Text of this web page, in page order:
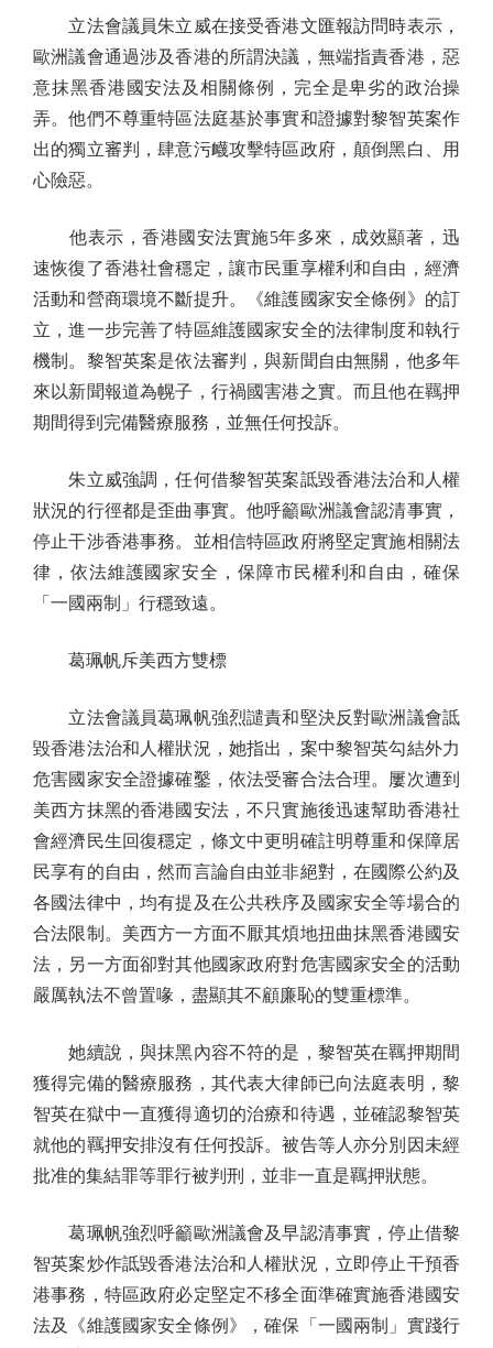
立法會議員朱立威在接受香港文匯報訪問時表示，
歐洲議會通過涉及香港的所謂決議，無端指責香港，惡
意抹黑香港國安法及相關條例，完全是卑劣的政治操
弄。他們不尊重特區法庭基於事實和證據對黎智英案作
出的獨立審判，肆意污衊攻擊特區政府，顛倒黑白、用
心險惡。
他表示，香港國安法實施5年多來，成效顯著，迅
速恢復了香港社會穩定，讓市民重享權利和自由，經濟
活動和營商環境不斷提升。《維護國家安全條例》的訂
立，進一步完善了特區維護國家安全的法律制度和執行
機制。黎智英案是依法審判，與新聞自由無關，他多年
來以新聞報道為幌子，行禍國害港之實。而且他在羈押
期間得到完備醫療服務，並無任何投訴。
朱立威強調，任何借黎智英案詆毀香港法治和人權
狀況的行徑都是歪曲事實。他呼籲歐洲議會認清事實，
停止干涉香港事務。並相信特區政府將堅定實施相關法
律，依法維護國家安全，保障市民權利和自由，確保
「一國兩制」行穩致遠。
葛珮帆斥美西方雙標
立法會議員葛珮帆強烈譴責和堅決反對歐洲議會詆
毀香港法治和人權狀況，她指出，案中黎智英勾結外力
危害國家安全證據確鑿，依法受審合法合理。屢次遭到
美西方抹黑的香港國安法，不只實施後迅速幫助香港社
會經濟民生回復穩定，條文中更明確註明尊重和保障居
民享有的自由，然而言論自由並非絕對，在國際公約及
各國法律中，均有提及在公共秩序及國家安全等場合的
合法限制。美西方一方面不厭其煩地扭曲抹黑香港國安
法，另一方面卻對其他國家政府對危害國家安全的活動
嚴厲執法不曾置喙，盡顯其不顧廉恥的雙重標準。
她續說，與抹黑內容不符的是，黎智英在羈押期間
獲得完備的醫療服務，其代表大律師已向法庭表明，黎
智英在獄中一直獲得適切的治療和待遇，並確認黎智英
就他的羈押安排沒有任何投訴。被告等人亦分別因未經
批准的集結罪等罪行被判刑，並非一直是羈押狀態。
葛珮帆強烈呼籲歐洲議會及早認清事實，停止借黎
智英案炒作詆毀香港法治和人權狀況，立即停止干預香
港事務，特區政府必定堅定不移全面準確實施香港國安
法及《維護國家安全條例》，確保「一國兩制」實踐行